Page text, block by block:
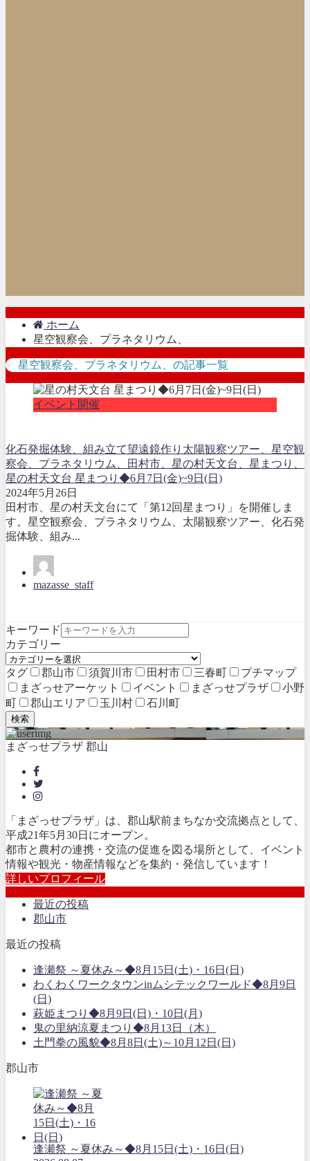
ホーム
星空観察会、プラネタリウム、
星空観察会、プラネタリウム、の記事一覧
イベント開催
化石発掘体験、組み立て望遠鏡作り 太陽観察ツアー、 星空観
察会、プラネタリウム、
田村市、星の村天文台、星まつり、
星の村天文台 星まつり◆6月7日(金)~9日(日)
2024年5月26日
田村市、星の村天文台にて「第12回星まつり」を開催しま
す。星空観察会、プラネタリウム、太陽観察ツアー、化石発
掘体験、組み...
mazasse_staff
キーワード
カテゴリー
タグ 郡山市 須賀川市 田村市 三春町
プチマップ
まざっせアーケット
イベント まざっせプラザ
小野
町
郡山エリア 玉川村 石川町
検索
まざっせプラザ 郡山
「まざっせプラザ」は、郡山駅前まちなか交流拠点として、
平成21年5月30日にオープン。
都市と農村の連携・交流の促進を図る場所として、イベント
情報や観光・物産情報などを集約・発信しています！
詳しいプロフィール
最近の投稿
郡山市
最近の投稿
逢瀬祭 ～夏休み～◆8月15日(土)・16日(日)
わくわくワークタウンinムシテックワールド◆8月9日
(日)
萩姫まつり◆8月9日(日)・10日(月)
鬼の里納涼夏まつり◆8月13日（木）
土門拳の風貌◆8月8日(土)～10月12日(日)
郡山市
逢瀬祭 ～夏休み～◆8月15日(土)・16日(日)